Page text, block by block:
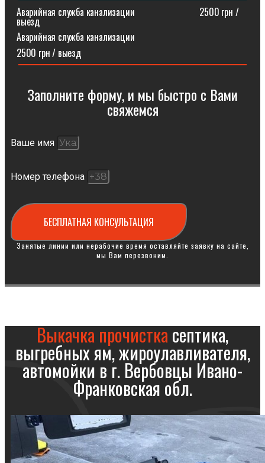
Аварийная служба канализации ⠀⠀⠀⠀⠀⠀⠀⠀⠀2500 грн /
выезд
Аварийная служба канализации
2500 грн / выезд
Заполните форму, и мы быстро с Вами
свяжемся​
Ваше имя
Номер телефона
БЕСПЛАТНАЯ КОНСУЛЬТАЦИЯ
Занятые линии или нерабочие время оставляйте заявку на сайте,
мы Вам перезвоним.
Выкачка прочисткасептика,
выгребных ям, жироулавливателя,
автомойки в г. Вербовцы Ивано-
Франковская обл.